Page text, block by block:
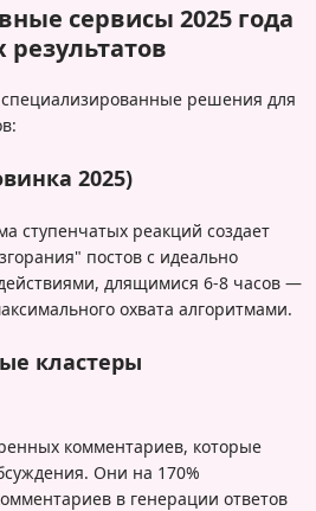
сервисы 2025 года
решения для
2025)
ступенчатых реакций создает
постов с идеально
длящимися 6-8 часов —
охвата алгоритмами.
кластеры
комментариев, которые
Они на 170%
в генерации ответов